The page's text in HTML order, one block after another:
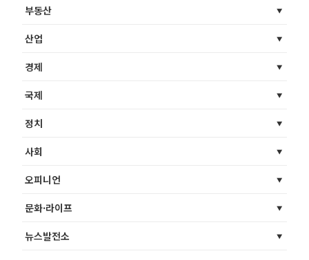
부동산
산업
경제
국제
정치
사회
오피니언
문화·라이프
뉴스발전소